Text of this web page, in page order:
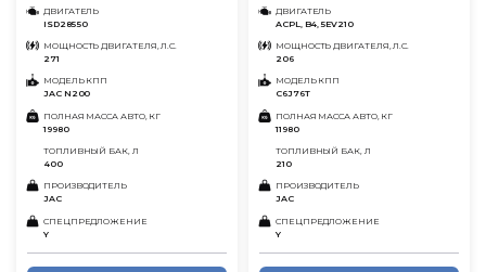
ДВИГАТЕЛЬ
ISD285 50
МОЩНОСТЬ ДВИГАТЕЛЯ, Л.С.
271
МОДЕЛЬ КПП
JAC N200
ПОЛНАЯ МАССА АВТО, КГ
19980
ТОПЛИВНЫЙ БАК, Л
400
ПРОИЗВОДИТЕЛЬ
JAC
СПЕЦПРЕДЛОЖЕНИЕ
Y
ДВИГАТЕЛЬ
ACPL, B4, 5EV210
МОЩНОСТЬ ДВИГАТЕЛЯ, Л.С.
206
МОДЕЛЬ КПП
C6J76T
ПОЛНАЯ МАССА АВТО, КГ
11980
ТОПЛИВНЫЙ БАК, Л
210
ПРОИЗВОДИТЕЛЬ
JAC
СПЕЦПРЕДЛОЖЕНИЕ
Y